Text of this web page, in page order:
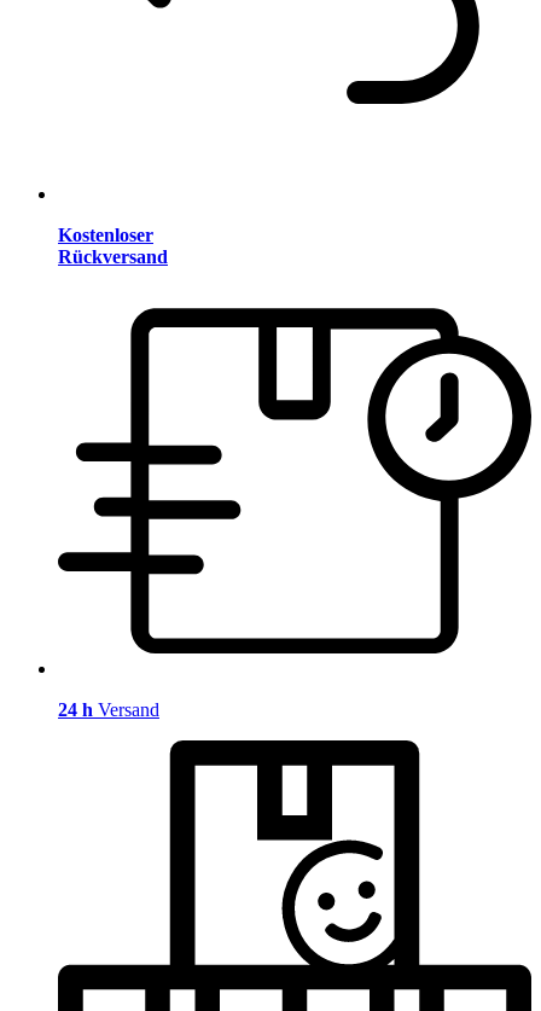
Kostenloser
Rückversand
24 h Versand